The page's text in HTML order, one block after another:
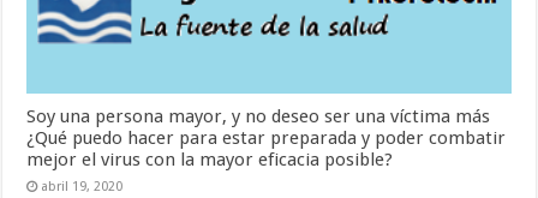
Soy una persona mayor, y no deseo ser una víctima más
¿Qué puedo hacer para estar preparada y poder combatir
mejor el virus con la mayor eficacia posible?
abril 19, 2020